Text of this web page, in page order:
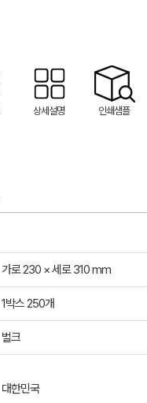
상세설명 인쇄샘플
가로 230 × 세로 310 mm
1박스 250개
벌크
대한민국